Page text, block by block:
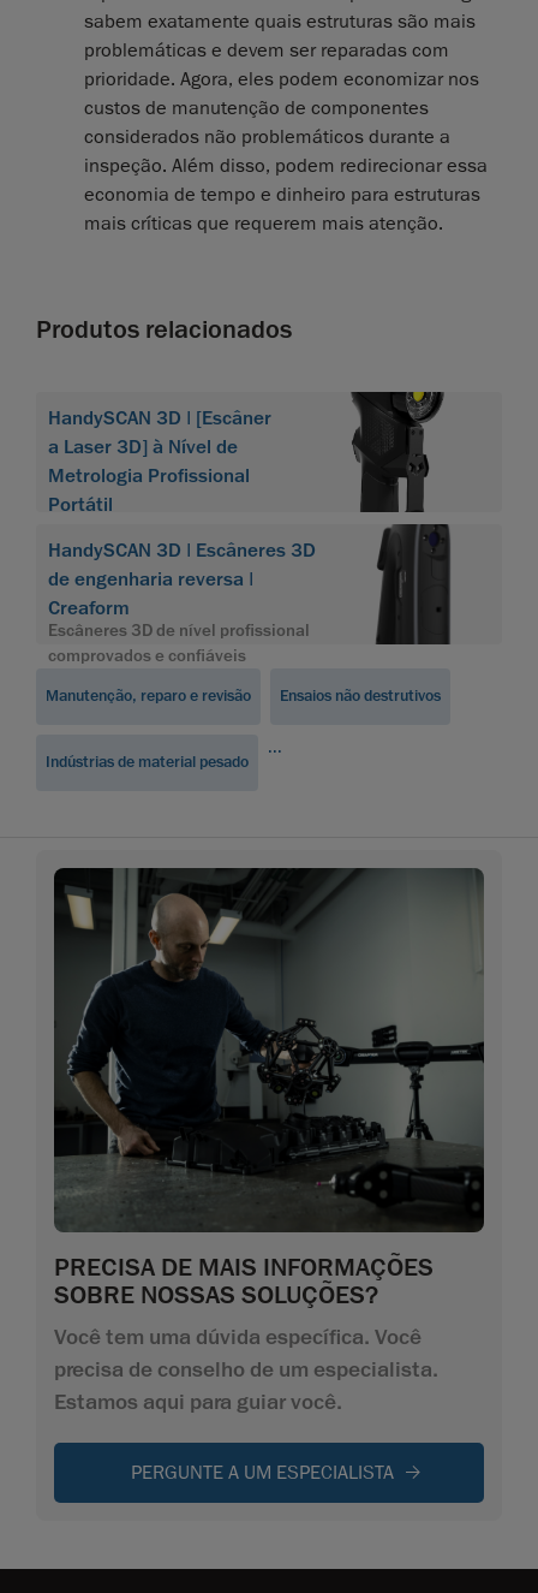
sabem exatamente quais estruturas são mais
problemáticas e devem ser reparadas com
prioridade. Agora, eles podem economizar nos
custos de manutenção de componentes
considerados não problemáticos durante a
inspeção. Além disso, podem redirecionar essa
economia de tempo e dinheiro para estruturas
mais críticas que requerem mais atenção.
Produtos relacionados
HandySCAN 3D | [Escâner
a Laser 3D] à Nível de
Metrologia Profissional
Portátil
HandySCAN 3D | Escâneres 3D
de engenharia reversa |
Creaform
Escâneres 3D de nível profissional
comprovados e confiáveis
Manutenção, reparo e revisão Ensaios não destrutivos
Indústrias de material pesado
...
PRECISA DE MAIS INFORMAÇÕES
SOBRE NOSSAS SOLUÇÕES?
Você tem uma dúvida específica. Você
precisa de conselho de um especialista.
Estamos aqui para guiar você.
PERGUNTE A UM ESPECIALISTA